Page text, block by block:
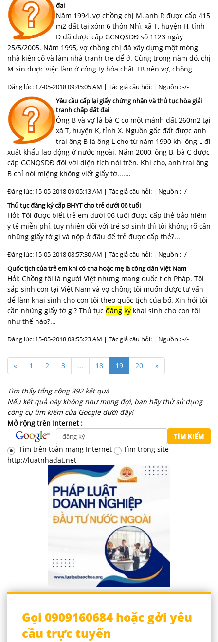
đai
Năm 1994, vợ chồng chị M, anh R được cấp 415
m2 đất tại xóm 6 thôn Nhì, xã T, huyện H, tỉnh
D đã được cấp GCNQSDĐ số 1123 ngày
25/5/2005. Năm 1995, vợ chồng chị đã xây dựng một móng
nhà kiên cố và làm nhà tranh tre để ở. Cũng trong năm đó, chị
M xin được việc làm ở công ty hóa chất TB nên vợ, chồng......
Đăng lúc: 17-05-2018 09:45:05 AM | Tác giả câu hỏi: | Nguồn : -/-
Yêu cầu cấp lại giấy chứng nhận và thủ tục hòa giải
tranh chấp đất đai
Ông B và vợ là bà C có một mảnh đất 260m2 tại
xã T, huyện K, tỉnh X. Nguồn gốc đất được anh
trai ông B là ông L cho từ năm 1990 khi ông L đi
xuất khẩu lao động ở nước ngoài. Năm 2000, ông B, bà C được
cấp GCNQSDĐ đối với diện tích nói trên. Khi cho, anh trai ông
B chỉ nói miệng không viết giấy tờ.......
Đăng lúc: 15-05-2018 09:05:13 AM | Tác giả câu hỏi: | Nguồn : -/-
Thủ tục đăng ký cấp BHYT cho trẻ dưới 06 tuổi
Hỏi: Tôi được biết trẻ em dưới 06 tuổi được cấp thẻ bảo hiểm
y tế miễn phí, tuy nhiên đối với trẻ sơ sinh thì tôi không rõ cần
những giấy tờ gì và nộp ở đâu để trẻ được cấp thẻ?...
Đăng lúc: 15-05-2018 08:57:30 AM | Tác giả câu hỏi: | Nguồn : -/-
Quốc tịch của trẻ em khi có cha hoặc mẹ là công dân Việt Nam
Hỏi: Chồng tôi là người Việt nhưng mang quốc tịch Pháp. Tôi
sắp sinh con tại Việt Nam và vợ chồng tôi muốn được tư vấn
để làm khai sinh cho con tôi theo quốc tịch của bố. Xin hỏi tôi
cần những giấy tờ gì? Thủ tục đăng ký khai sinh cho con tôi
như thế nào?...
Đăng lúc: 15-05-2018 08:55:23 AM | Tác giả câu hỏi: | Nguồn : -/-
« 1 2 3 ... 18 19 20 »
Tìm thấy tổng cộng 392 kết quả
Nếu kết quả này không như mong đợi, bạn hãy thử sử dụng
công cụ tìm kiếm của Google dưới đây!
Mở rộng trên Internet :
Tìm trên toàn mạng Internet
Tìm trong site
http://luatnhadat.net
Gọi 0909160684 hoặc gởi yêu
cầu trực tuyến